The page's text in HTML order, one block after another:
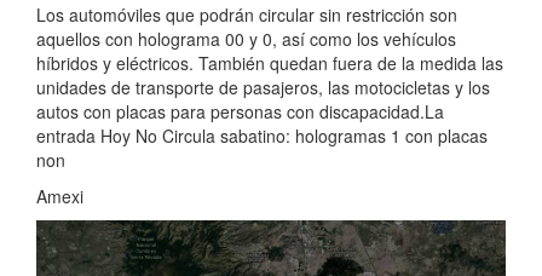
Los automóviles que podrán circular sin restricción son
aquellos con holograma 00 y 0, así como los vehículos
híbridos y eléctricos. También quedan fuera de la medida las
unidades de transporte de pasajeros, las motocicletas y los
autos con placas para personas con discapacidad.La
entrada Hoy No Circula sabatino: hologramas 1 con placas
non
Amexi